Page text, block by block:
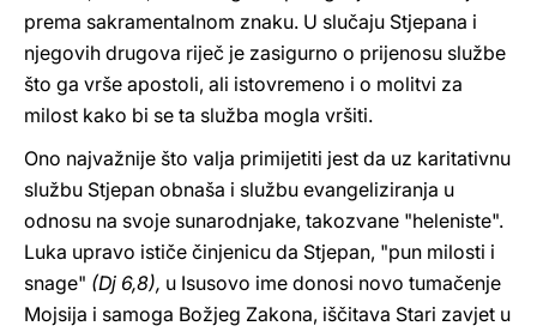
prema sakramentalnom znaku. U slučaju Stjepana i
njegovih drugova riječ je zasigurno o prijenosu službe
što ga vrše apostoli, ali istovremeno i o molitvi za
milost kako bi se ta služba mogla vršiti.
Ono najvažnije što valja primijetiti jest da uz karitativnu
službu Stjepan obnaša i službu evangeliziranja u
odnosu na svoje sunarodnjake, takozvane "heleniste".
Luka upravo ističe činjenicu da Stjepan, "pun milosti i
snage" (Dj 6,8), u Isusovo ime donosi novo tumačenje
Mojsija i samoga Božjeg Zakona, iščitava Stari zavjet u